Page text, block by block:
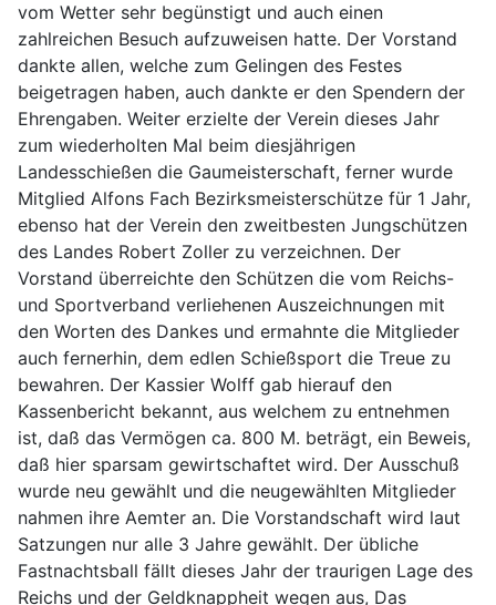
vom Wetter sehr begünstigt und auch einen
zahlreichen Besuch aufzuweisen hatte. Der Vorstand
dankte allen, welche zum Gelingen des Festes
beigetragen haben, auch dankte er den Spendern der
Ehrengaben. Weiter erzielte der Verein dieses Jahr
zum wiederholten Mal beim diesjährigen
Landesschießen die Gaumeisterschaft, ferner wurde
Mitglied Alfons Fach Bezirksmeisterschütze für 1 Jahr,
ebenso hat der Verein den zweitbesten Jungschützen
des Landes Robert Zoller zu verzeichnen. Der
Vorstand überreichte den Schützen die vom Reichs-
und Sportverband verliehenen Auszeichnungen mit
den Worten des Dankes und ermahnte die Mitglieder
auch fernerhin, dem edlen Schießsport die Treue zu
bewahren. Der Kassier Wolff gab hierauf den
Kassenbericht bekannt, aus welchem zu entnehmen
ist, daß das Vermögen ca. 800 M. beträgt, ein Beweis,
daß hier sparsam gewirtschaftet wird. Der Ausschuß
wurde neu gewählt und die neugewählten Mitglieder
nahmen ihre Aemter an. Die Vorstandschaft wird laut
Satzungen nur alle 3 Jahre gewählt. Der übliche
Fastnachtsball fällt dieses Jahr der traurigen Lage des
Reichs und der Geldknappheit wegen aus, Das